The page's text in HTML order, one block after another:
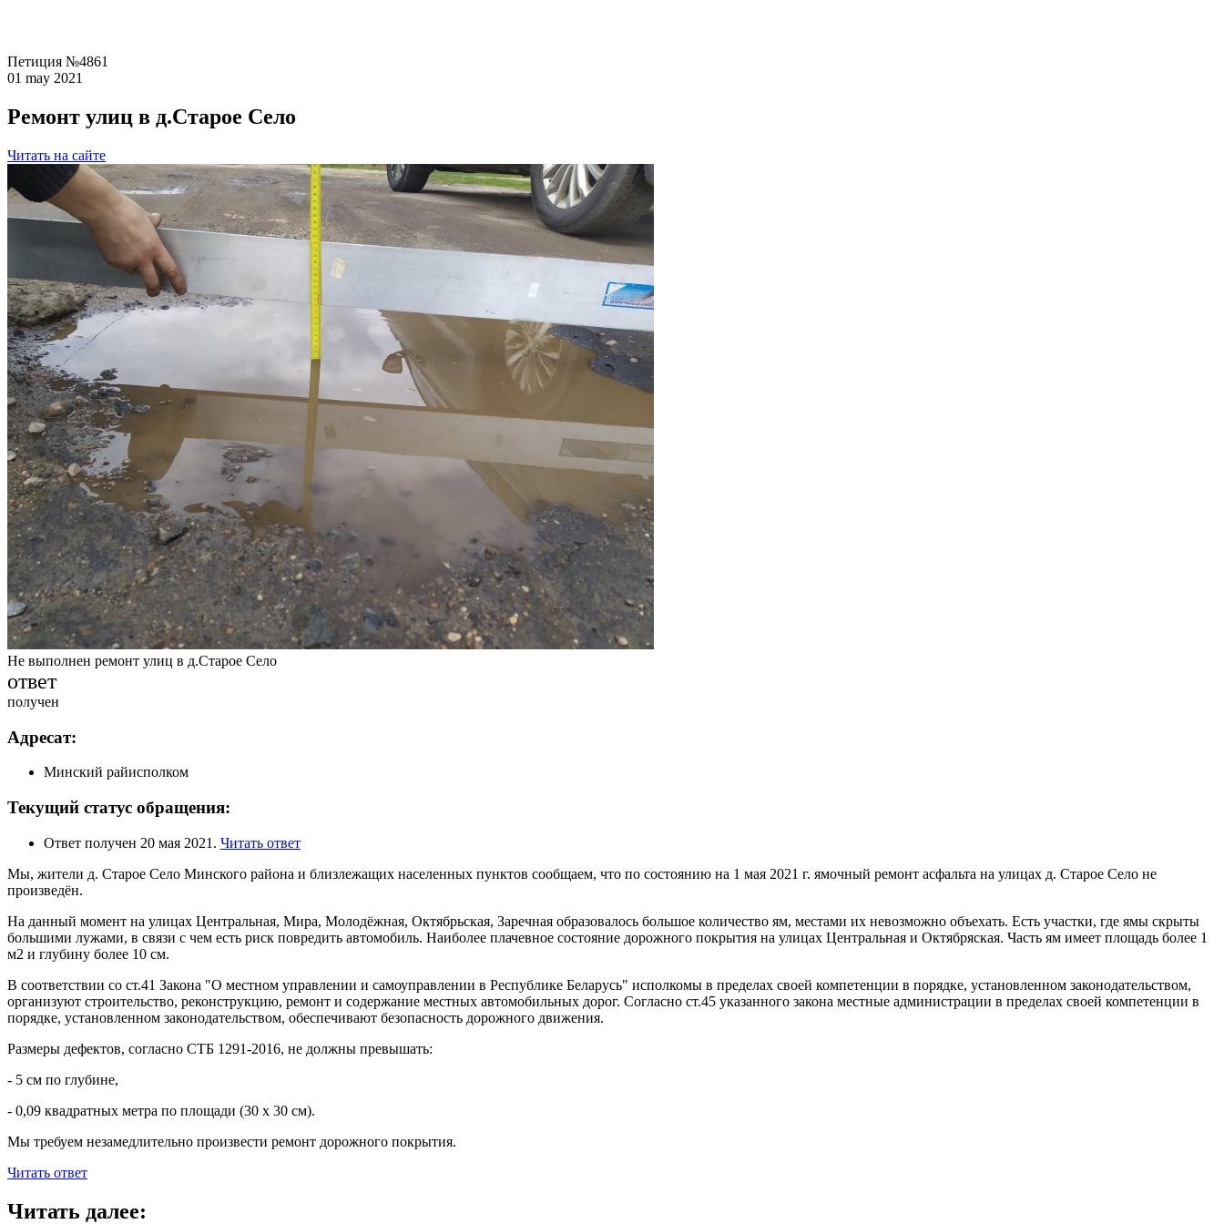
Петиция №4861
01 may 2021
Ремонт улиц в д.Старое Село
Читать на сайте
Не выполнен ремонт улиц в д.Старое Село
ответ
получен
Адресат:
Минский райисполком
Текущий статус обращения:
Ответ получен 20 мая 2021. Читать ответ
Мы, жители д. Старое Село Минского района и близлежащих населенных пунктов сообщаем, что по состоянию на 1 мая 2021 г. ямочный ремонт асфальта на улицах д. Старое Село не
произведён.
На данный момент на улицах Центральная, Мира, Молодёжная, Октябрьская, Заречная образовалось большое количество ям, местами их невозможно объехать. Есть участки, где ямы скрыты
большими лужами, в связи с чем есть риск повредить автомобиль. Наиболее плачевное состояние дорожного покрытия на улицах Центральная и Октябряская. Часть ям имеет площадь более 1
м2 и глубину более 10 см.
В соответствии со ст.41 Закона "О местном управлении и самоуправлении в Республике Беларусь" исполкомы в пределах своей компетенции в порядке, установленном законодательством,
организуют строительство, реконструкцию, ремонт и содержание местных автомобильных дорог. Согласно ст.45 указанного закона местные администрации в пределах своей компетенции в
порядке, установленном законодательством, обеспечивают безопасность дорожного движения.
Размеры дефектов, согласно СТБ 1291-2016, не должны превышать:
- 5 см по глубине,
- 0,09 квадратных метра по площади (30 х 30 см).
Мы требуем незамедлительно произвести ремонт дорожного покрытия.
Читать ответ
Читать далее: